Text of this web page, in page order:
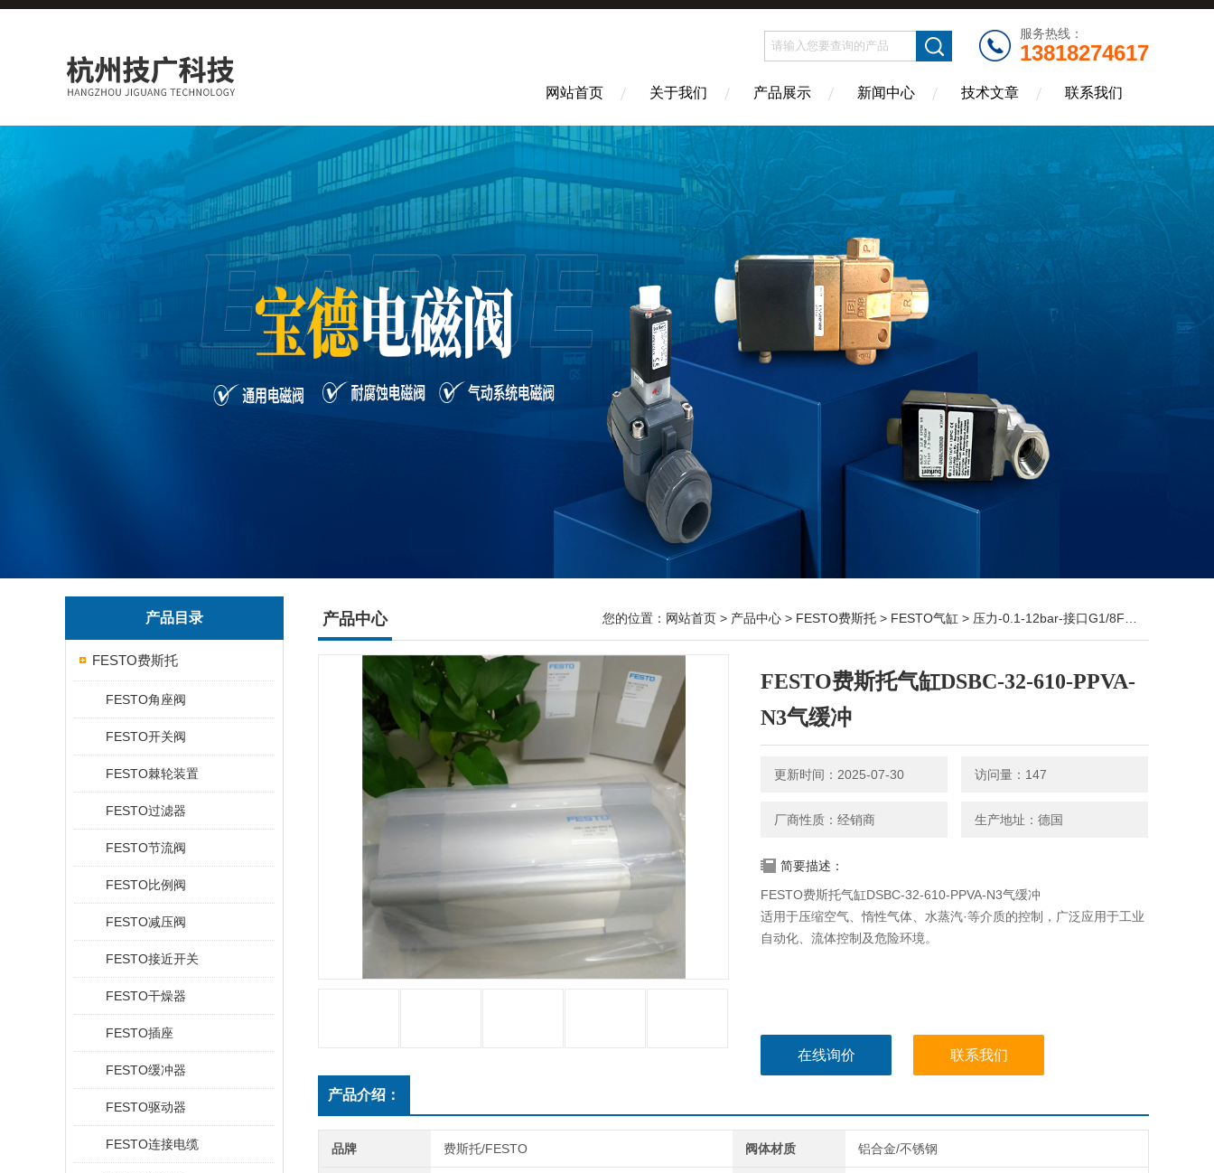
服务热线：
13818274617
网站首页 关于我们 产品展示 新闻中心 技术文章 联系我们
产品目录
FESTO费斯托
FESTO角座阀
FESTO开关阀
FESTO棘轮装置
FESTO过滤器
FESTO节流阀
FESTO比例阀
FESTO减压阀
FESTO接近开关
FESTO干燥器
FESTO插座
FESTO缓冲器
FESTO驱动器
FESTO连接电缆
产品中心 您的位置： 网站首页 > 产品中心 > FESTO费斯托 > FESTO气缸 > 压力-0.1-12bar-接口G1/8FESTO费斯托气缸DSBC-32-610-PPVA-N3气缓冲
FESTO费斯托气缸DSBC-32-610-PPVA-
N3气缓冲
更新时间：2025-07-30 访问量：147
厂商性质：经销商 生产地址：德国
简要描述：
FESTO费斯托气缸DSBC-32-610-PPVA-N3气缓冲
适用于压缩空气、惰性气体、水蒸汽·等介质的控制，广泛应用于工业
自动化、流体控制及危险环境。
在线询价 联系我们
产品介绍：
品牌 费斯托/FESTO 阀体材质 铝合金/不锈钢